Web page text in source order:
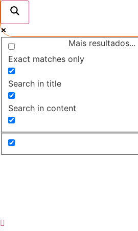
Mais resultados...
Exact matches only
Search in title
Search in content